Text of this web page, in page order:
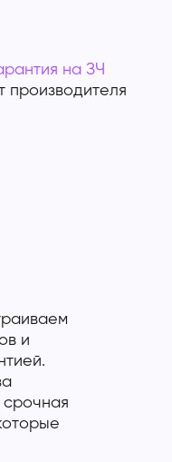
на ЗЧ
производителя
и
срочная